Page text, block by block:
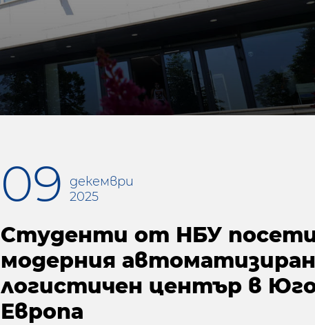
09
декември
2025
Студенти от НБУ
модерния автоматизиран
логистичен център в
Европа